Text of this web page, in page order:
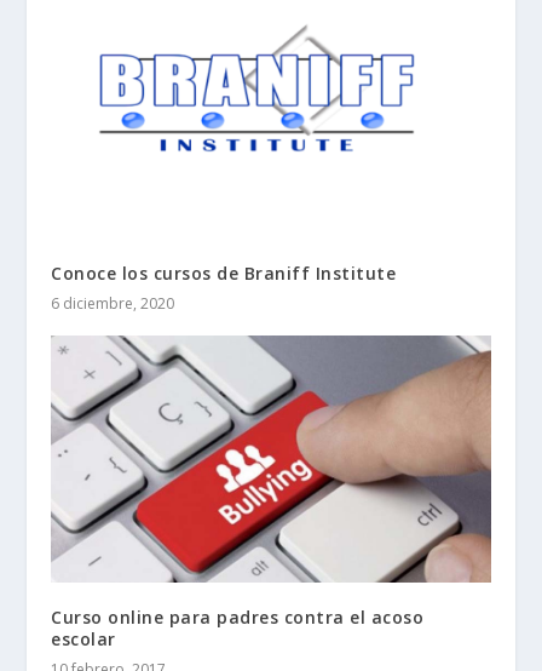
Conoce los cursos de Braniff Institute
6 diciembre, 2020
Curso online para padres contra el acoso
escolar